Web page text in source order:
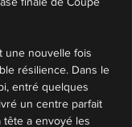
une nouvelle fois
résilience. Dans le
entré quelques
un centre parfait
tête a envoyé les